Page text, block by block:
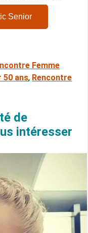
Senior
Femme
50 ans, Rencontre
de
intéresser